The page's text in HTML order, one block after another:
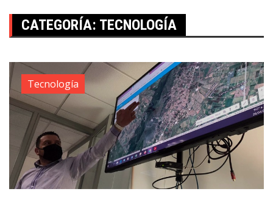
CATEGORÍA: TECNOLOGÍA
Tecnología